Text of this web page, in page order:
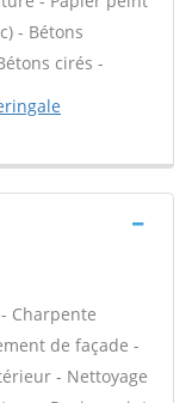
- Bétons
cirés -
Charpente
de façade -
- Nettoyage